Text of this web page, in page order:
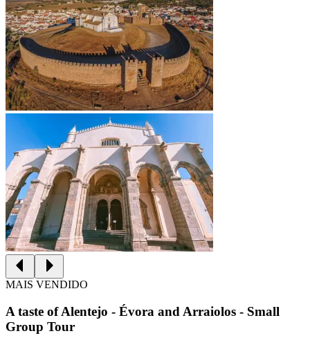
MAIS VENDIDO
A taste of Alentejo - Évora and Arraiolos - Small
Group Tour